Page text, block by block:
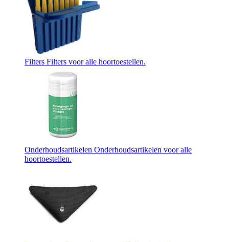
Filters Filters voor alle hoortoestellen.
Onderhoudsartikelen Onderhoudsartikelen voor alle
hoortoestellen.